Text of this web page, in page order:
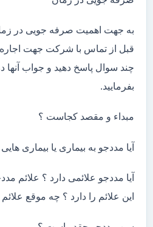
به جهت اهمیت صرفه جویی در
قبل از تماس با شرکت جهت
چند سوال پاسخ دهید و جواب آنها
بفرمایید.
مبداء و مقصد کجاست ؟
آیا مددجو به بیماری یا بیماری
آیا مددجو علائمی دارد ؟ علائم
این علائم را دارد ؟ چه موقع